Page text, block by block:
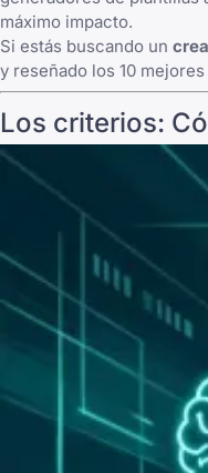
máximo impacto.
Si estás buscando un
y reseñado los 10
Los criterios: